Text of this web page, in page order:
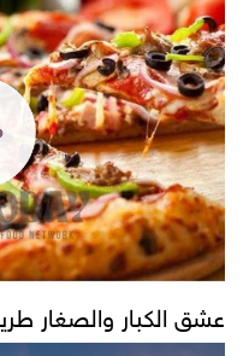
عشق الكبار والصغار